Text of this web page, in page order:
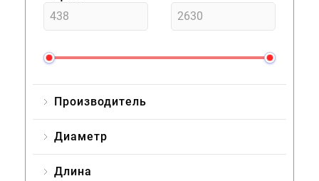
Производитель
Диаметр
Длина